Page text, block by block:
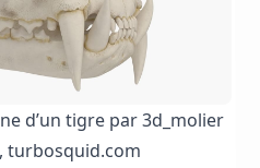
d’un tigre par 3d_molier
turbosquid.com